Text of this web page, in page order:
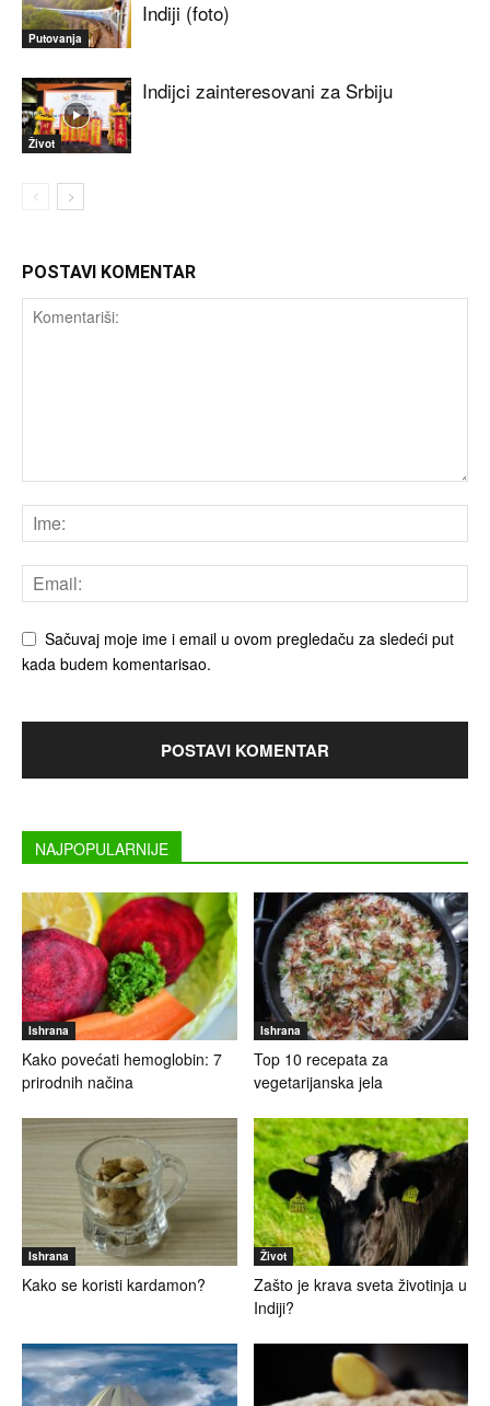
Putovanja
Indiji (foto)
Život
Indijci zainteresovani za Srbiju
POSTAVI KOMENTAR
Sačuvaj moje ime i email u ovom pregledaču za sledeći put
kada budem komentarisao.
NAJPOPULARNIJE
Ishrana
Kako povećati hemoglobin: 7
prirodnih načina
Ishrana
Top 10 recepata za
vegetarijanska jela
Ishrana
Kako se koristi kardamon?
Život
Zašto je krava sveta životinja u
Indiji?